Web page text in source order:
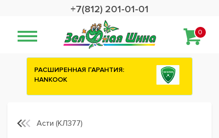
+7(812) 201-01-01
0
РАСШИРЕННАЯ ГАРАНТИЯ:
HANKOOK
Асти (КЛ377)